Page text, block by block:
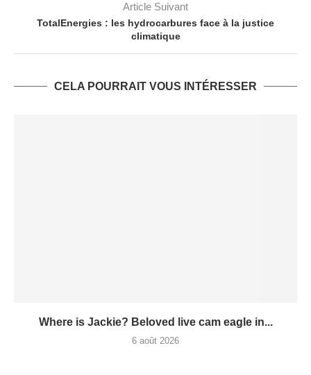
Article Suivant
TotalEnergies : les hydrocarbures face à la justice
climatique
CELA POURRAIT VOUS INTÉRESSER
Where is Jackie? Beloved live cam eagle in...
6 août 2026